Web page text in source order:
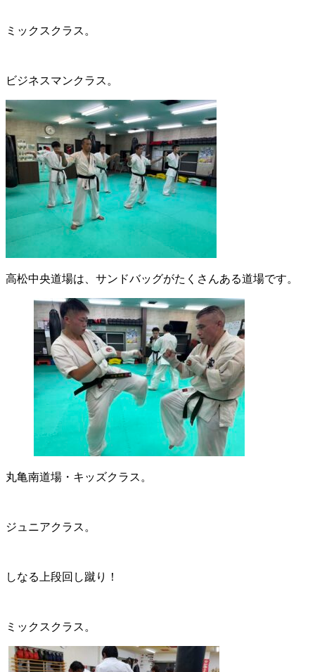
ミックスクラス。
ビジネスマンクラス。
高松中央道場は、サンドバッグがたくさんある道場です。
丸亀南道場・キッズクラス。
ジュニアクラス。
しなる上段回し蹴り！
ミックスクラス。